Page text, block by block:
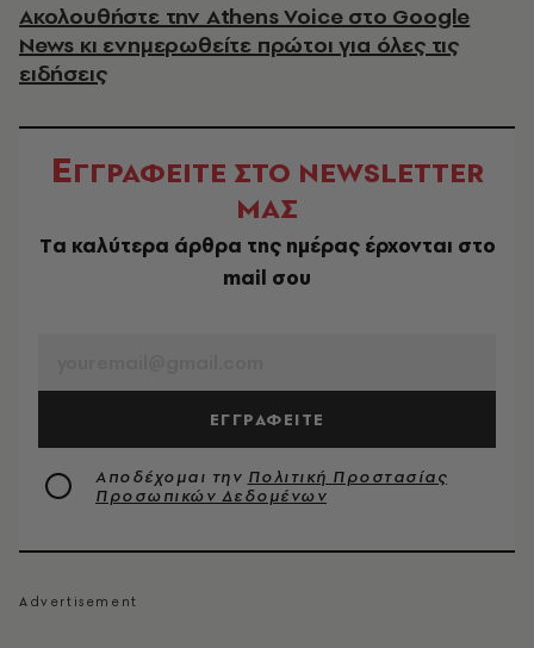
Ακολουθήστε την Athens Voice στο Google
News κι ενημερωθείτε πρώτοι για όλες τις
ειδήσεις
ΕΓΓΡΑΦΕΙΤΕ ΣΤΟ NEWSLETTER
ΜΑΣ
Tα καλύτερα άρθρα της ημέρας έρχονται στο
mail σου
ΕΓΓΡΑΦΕΙΤΕ
Αποδέχομαι την Πολιτική Προστασίας
Προσωπικών Δεδομένων